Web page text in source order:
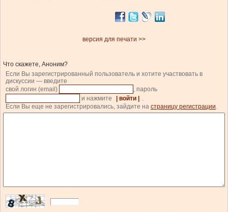
версия для печати >>
Что скажете, Аноним?
Если Вы зарегистрированный пользователь и хотите участвовать в
дискуссии — введите
свой логин (email)
, пароль
и нажмите
| войти |
.
Если Вы еще не зарегистрировались, зайдите на страницу регистрации.